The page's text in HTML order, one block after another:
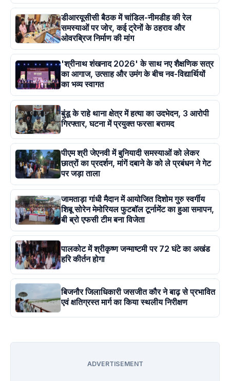
डीआरयूसीसी बैठक में चांडिल-नीमडीह की रेल
समस्याओं पर जोर, कई ट्रेनों के ठहराव और
ओवरब्रिज निर्माण की मांग
'श्रीनाथ शंखनाद 2026' के साथ नए शैक्षणिक सत्र
का आगाज, उत्साह और उमंग के बीच नव-विद्यार्थियों
का भव्य स्वागत
बुंडू के राहे थाना क्षेत्र में हत्या का उदभेदन, 3 आरोपी
गिरफ्तार, घटना में प्रयुक्त फरसा बरामद
पीएम श्री जेएनवी में बुनियादी समस्याओं को लेकर
छात्रों का प्रदर्शन, मांगें दबाने के को ले प्रबंधन ने गेट
पर जड़ा ताला
जामताड़ा गांधी मैदान में आयोजित दिशोम गुरु स्वर्गीय
शिबू सोरेन मेमोरियल फुटबॉल टूर्नामेंट का हुआ समापन,
बी ब्रो एफसी टीम बना विजेता
पालकोट में श्रीकृष्ण जन्माष्टमी पर 72 घंटे का अखंड
हरि कीर्तन होगा
बिजनौर जिलाधिकारी जसजीत कौर ने बाढ़ से प्रभावित
एवं क्षतिग्रस्त मार्ग का किया स्थलीय निरीक्षण
ADVERTISEMENT